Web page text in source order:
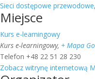
Sieci dostępowe przewodowe,
Miejsce
Kurs e-learningowy
Kurs e-learningowy, + Mapa
Telefon +48 22 51 28 230
Zobacz witrynę internetową